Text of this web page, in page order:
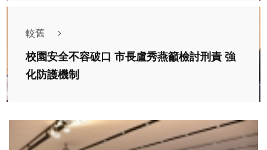
較舊
校園安全不容破口 市長盧秀燕籲檢討刑責 強
化防護機制